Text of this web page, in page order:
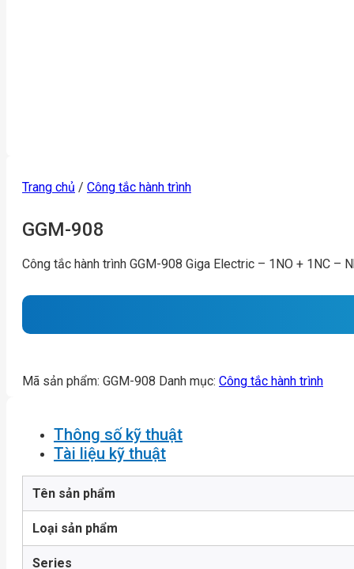
Trang chủ / Công tắc hành trình
GGM-908
Công tắc hành trình GGM-908 Giga Electric – 1NO + 1NC –
Mã sản phẩm: GGM-908 Danh mục: Công tắc hành trình
Thông số kỹ thuật
Tài liệu kỹ thuật
Tên sản phẩm
Loại sản phẩm
Series